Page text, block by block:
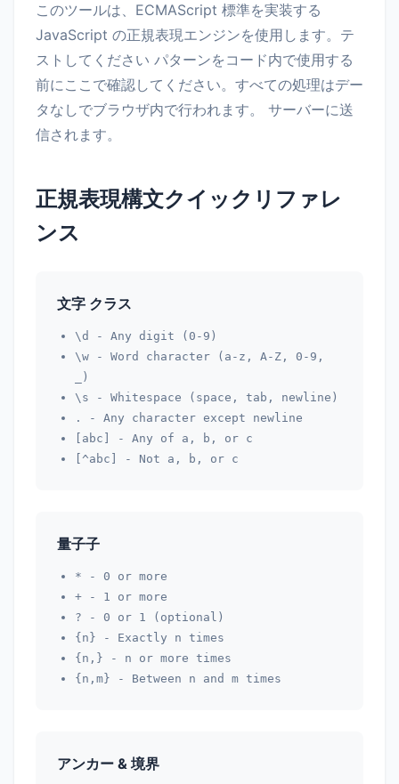
このツールは、ECMAScript 標準を実装する
JavaScript の正規表現エンジンを使用します。テ
ストしてください パターンをコード内で使用する
前にここで確認してください。すべての処理はデー
タなしでブラウザ内で行われます。 サーバーに送
信されます。
正規表現構文クイックリファレ
ンス
文字 クラス
\d
- Any digit (0-9)
\w - Word character (a-z, A-Z, 0-9,
_)
\s - Whitespace (space, tab, newline)
.
- Any character except newline
[abc]
- Any of a, b, or c
[^abc]
- Not a, b, or c
量子子
* - 0 or more
+ - 1 or more
? - 0 or 1 (optional)
{n} - Exactly n times
{n,} - n or more times
{n,m} - Between n and m times
アンカー & 境界